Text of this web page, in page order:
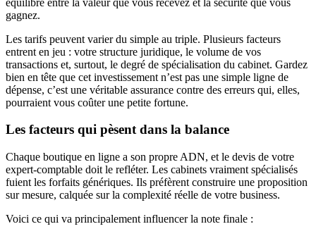
gagnez.
Les tarifs peuvent varier du simple au triple. Plusieurs facteurs
entrent en jeu : votre structure juridique, le volume de vos
transactions et, surtout, le degré de spécialisation du cabinet. Gardez
bien en tête que cet investissement n’est pas une simple ligne de
dépense, c’est une véritable assurance contre des erreurs qui, elles,
pourraient vous coûter une petite fortune.
Les facteurs qui pèsent dans la balance
Chaque boutique en ligne a son propre ADN, et le devis de votre
expert-comptable doit le refléter. Les cabinets vraiment spécialisés
fuient les forfaits génériques. Ils préfèrent construire une proposition
sur mesure, calquée sur la complexité réelle de votre business.
Voici ce qui va principalement influencer la note finale :